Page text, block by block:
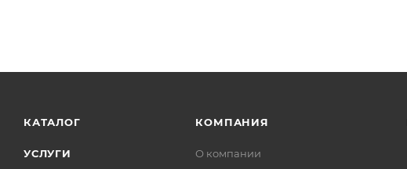
КАТАЛОГ
УСЛУГИ
КОМПАНИЯ
О компании